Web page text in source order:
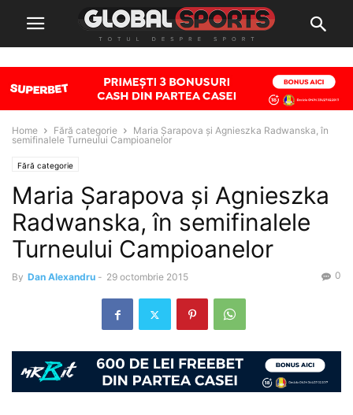
Home Fără categorie
Maria Șarapova și Agnieszka Radwanska, în
semifinalele Turneului Campioanelor
Fără categorie
Maria Șarapova și Agnieszka
Radwanska, în semifinalele
Turneului Campioanelor
By Dan Alexandru - 29 octombrie 2015 0